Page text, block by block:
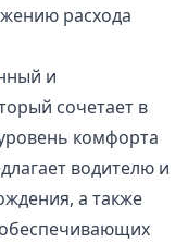
расхода
и
сочетает в
комфорта
водителю и
а также